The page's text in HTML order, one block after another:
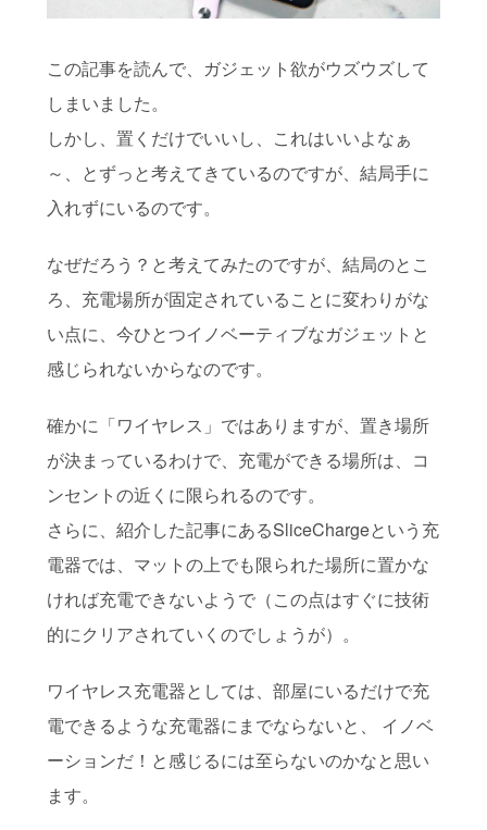
この記事を読んで、ガジェット欲がウズウズして
しまいました。
しかし、置くだけでいいし、これはいいよなぁ
～、とずっと考えてきているのですが、結局手に
入れずにいるのです。
なぜだろう？と考えてみたのですが、結局のとこ
ろ、充電場所が固定されていることに変わりがな
い点に、今ひとつイノベーティブなガジェットと
感じられないからなのです。
確かに「ワイヤレス」ではありますが、置き場所
が決まっているわけで、充電ができる場所は、コ
ンセントの近くに限られるのです。
さらに、紹介した記事にあるSliceChargeという充
電器では、マットの上でも限られた場所に置かな
ければ充電できないようで（この点はすぐに技術
的にクリアされていくのでしょうが）。
ワイヤレス充電器としては、部屋にいるだけで充
電できるような充電器にまでならないと、 イノベ
ーションだ！と感じるには至らないのかなと思い
ます。